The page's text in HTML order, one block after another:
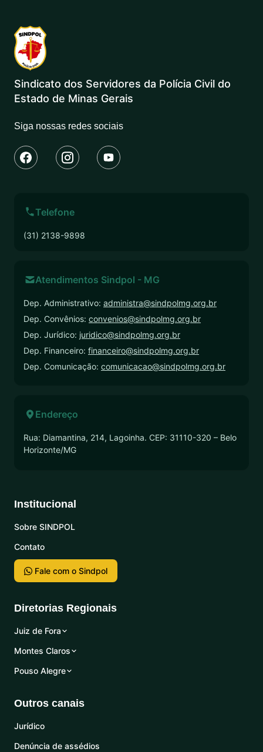
Sindicato dos Servidores da Polícia Civil do
Estado de Minas Gerais
Siga nossas redes sociais
Telefone
(31) 2138-9898
Atendimentos Sindpol - MG
Dep. Administrativo: administra@sindpolmg.org.br
Dep. Convênios: convenios@sindpolmg.org.br
Dep. Jurídico: juridico@sindpolmg.org.br
Dep. Financeiro: financeiro@sindpolmg.org.br
Dep. Comunicação: comunicacao@sindpolmg.org.br
Endereço
Rua: Diamantina, 214, Lagoinha. CEP: 31110-320 – Belo
Horizonte/MG
Institucional
Sobre SINDPOL
Contato
Fale com o Sindpol
Diretorias Regionais
Juiz de Fora
Montes Claros
Pouso Alegre
Outros canais
Jurídico
Denúncia de assédios